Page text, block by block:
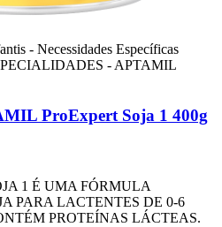
- Necessidades Específicas
- APTAMIL
ProExpert Soja 1 400g
1 É UMA FÓRMULA
PARA LACTENTES DE 0-6
PROTEÍNAS LÁCTEAS.